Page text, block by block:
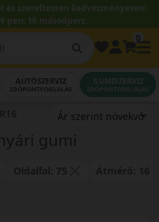
és szereltessen kedvezményesen!
perc 10 másodperc.
AUTÓSZERVIZ
IDŐPONTFOGLALÁS
GUMISZERVIZ
IDŐPONTFOGLALÁS
gumi